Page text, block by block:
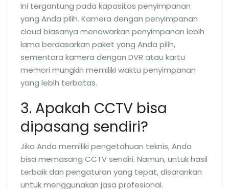
Ini tergantung pada kapasitas penyimpanan
yang Anda pilih. Kamera dengan penyimpanan
cloud biasanya menawarkan penyimpanan lebih
lama berdasarkan paket yang Anda pilih,
sementara kamera dengan DVR atau kartu
memori mungkin memiliki waktu penyimpanan
yang lebih terbatas.
3. Apakah CCTV bisa
dipasang sendiri?
Jika Anda memiliki pengetahuan teknis, Anda
bisa memasang CCTV sendiri. Namun, untuk hasil
terbaik dan pengaturan yang tepat, disarankan
untuk menggunakan jasa profesional.